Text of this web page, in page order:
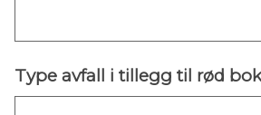
Type avfall i tillegg til rød